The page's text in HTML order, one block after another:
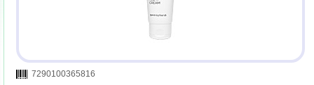
7290100365816